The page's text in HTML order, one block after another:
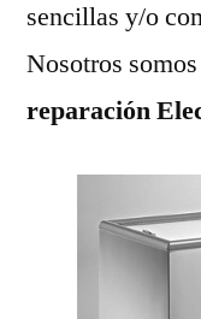
sencillas y/o
Nosotros
reparación